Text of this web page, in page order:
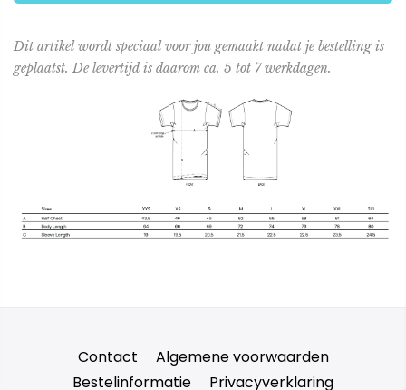
Dit artikel wordt speciaal voor jou gemaakt nadat je bestelling is
geplaatst. De levertijd is daarom ca. 5 tot 7 werkdagen.
Contact
Algemene voorwaarden
Bestelinformatie
Privacyverklaring